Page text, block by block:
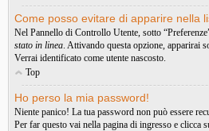
Come posso evitare di apparire nella
Nel Pannello di Controllo Utente, sotto
stato in linea. Attivando questa opzione, apparirai
Verrai identificato come utente nascosto.
Top
Ho perso la mia password!
Niente panico! La tua password non può essere
Per far questo vai nella pagina di ingresso e clicca